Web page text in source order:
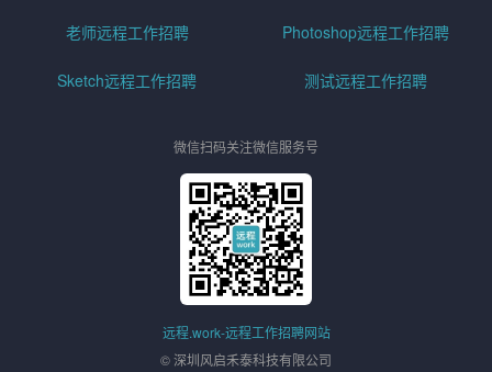
老师远程工作招聘 Photoshop远程工作招聘
Sketch远程工作招聘 测试远程工作招聘
微信扫码关注微信服务号
远程.work-远程工作招聘网站
© 深圳风启禾泰科技有限公司